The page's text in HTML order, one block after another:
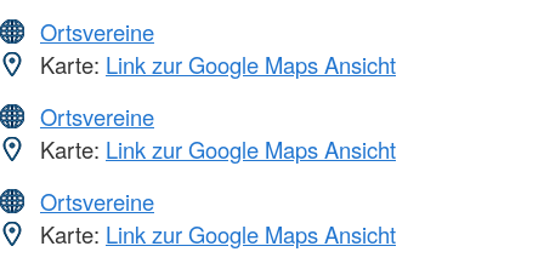
Ortsvereine
Karte: Link zur Google Maps Ansicht
Ortsvereine
Karte: Link zur Google Maps Ansicht
Ortsvereine
Karte: Link zur Google Maps Ansicht